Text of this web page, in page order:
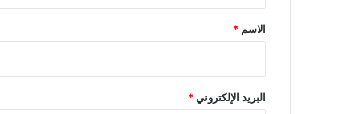
*
الاسم *
البريد الإلكتروني*